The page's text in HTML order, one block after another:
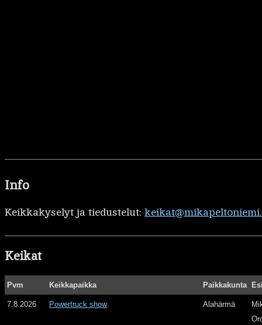
Info
Keikkakyselyt ja tiedustelut:
Keikat
Pvm Keikkapaikka Paikkakunta
7.8.2026 Powertruck show Alahärmä